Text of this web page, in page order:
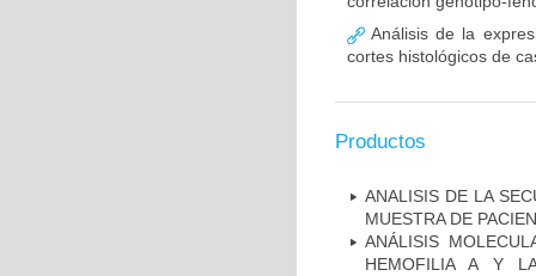
Análisis de la
cortes histológicos de
Productos
ANALISIS DE LA
MUESTRA DE
ANÁLISIS
HEMOFILIA A Y